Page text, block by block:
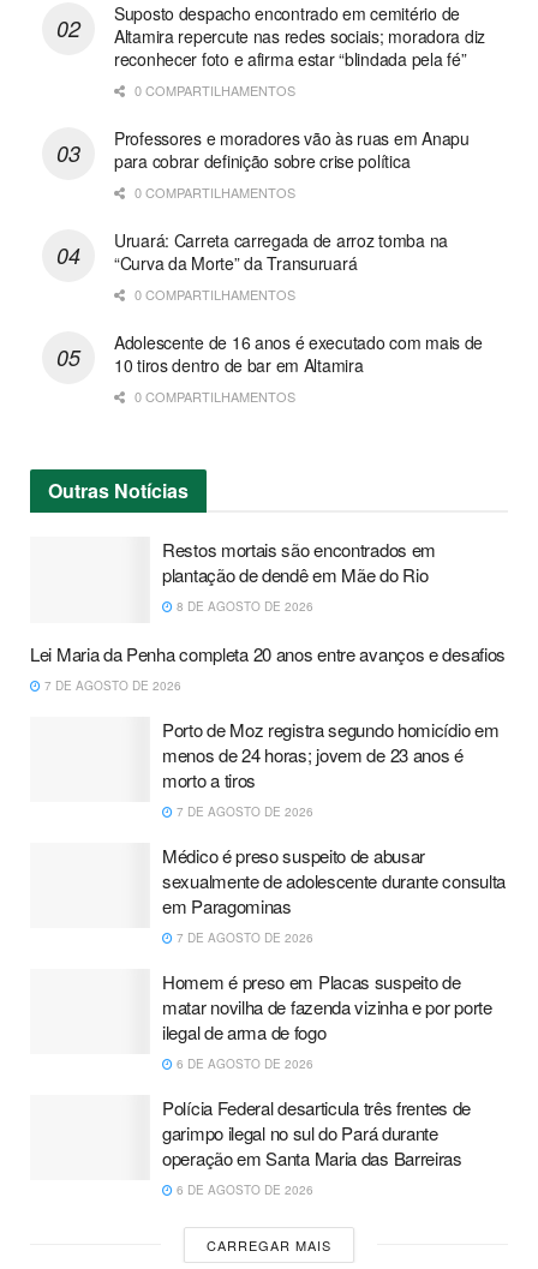
Suposto despacho encontrado em cemitério de
Altamira repercute nas redes sociais; moradora diz
reconhecer foto e afirma estar “blindada pela fé”
0 COMPARTILHAMENTOS
Professores e moradores vão às ruas em Anapu
para cobrar definição sobre crise política
0 COMPARTILHAMENTOS
Uruará: Carreta carregada de arroz tomba na
“Curva da Morte” da Transuruará
0 COMPARTILHAMENTOS
Adolescente de 16 anos é executado com mais de
10 tiros dentro de bar em Altamira
0 COMPARTILHAMENTOS
Outras Notícias
Restos mortais são encontrados em
plantação de dendê em Mãe do Rio
8 DE AGOSTO DE 2026
Lei Maria da Penha completa 20 anos entre avanços e desafios
7 DE AGOSTO DE 2026
Porto de Moz registra segundo homicídio em
menos de 24 horas; jovem de 23 anos é
morto a tiros
7 DE AGOSTO DE 2026
Médico é preso suspeito de abusar
sexualmente de adolescente durante consulta
em Paragominas
7 DE AGOSTO DE 2026
Homem é preso em Placas suspeito de
matar novilha de fazenda vizinha e por porte
ilegal de arma de fogo
6 DE AGOSTO DE 2026
Polícia Federal desarticula três frentes de
garimpo ilegal no sul do Pará durante
operação em Santa Maria das Barreiras
6 DE AGOSTO DE 2026
CARREGAR MAIS